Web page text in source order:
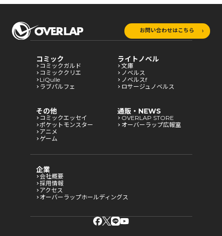
お問い合わせはこちら
コミック
コミックガルド
コミッククリエ
LiQulle
ラブパルフェ
ライトノベル
文庫
ノベルス
ノベルスf
ロサージュノベルス
その他
コミックエッセイ
ポケットモンスター
アニメ
ゲーム
通販・NEWS
OVERLAP STORE
オーバーラップ広報室
企業
会社概要
採用情報
アクセス
オーバーラップホールディングス